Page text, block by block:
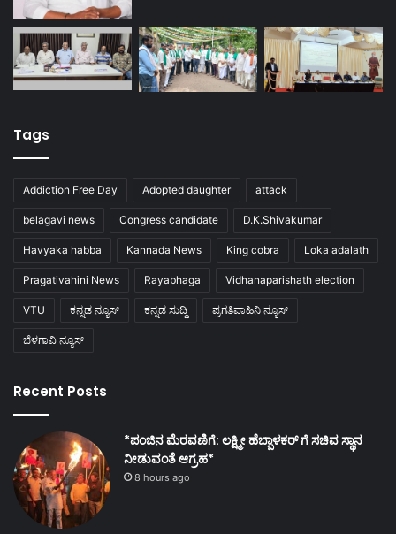
Tags
Addiction Free Day Adopted daughter attack
belagavi news Congress candidate D.K.Shivakumar
Havyaka habba Kannada News King cobra Loka adalath
Pragativahini News Rayabhaga Vidhanaparishath election
VTU ಕನ್ನಡ ನ್ಯೂಸ್ ಕನ್ನಡ ಸುದ್ದಿ ಪ್ರಗತಿವಾಹಿನಿ ನ್ಯೂಸ್
ಬೆಳಗಾವಿ ನ್ಯೂಸ್
Recent Posts
*ಪಂಜಿನ ಮೆರವಣಿಗೆ: ಲಕ್ಷ್ಮೀ ಹೆಬ್ಬಾಳಕರ್ ಗೆ ಸಚಿವ ಸ್ಥಾನ
ನೀಡುವಂತೆ ಆಗ್ರಹ*
8 hours ago